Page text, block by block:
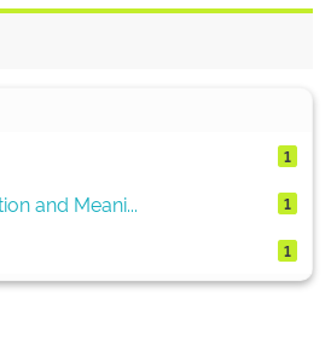
1
and Meani... 1
1